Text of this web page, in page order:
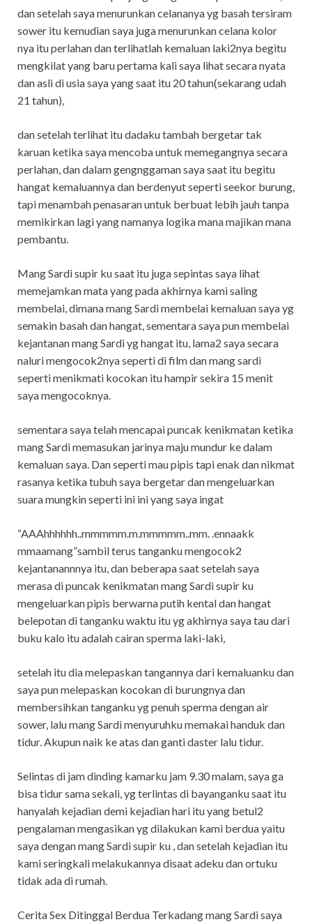
dan setelah saya menurunkan celananya yg basah tersiram
sower itu kemudian saya juga menurunkan celana kolor
nya itu perlahan dan terlihatlah kemaluan laki2nya begitu
mengkilat yang baru pertama kali saya lihat secara nyata
dan asli di usia saya yang saat itu 20 tahun(sekarang udah
21 tahun),
dan setelah terlihat itu dadaku tambah bergetar tak
karuan ketika saya mencoba untuk memegangnya secara
perlahan, dan dalam gengnggaman saya saat itu begitu
hangat kemaluannya dan berdenyut seperti seekor burung,
tapi menambah penasaran untuk berbuat lebih jauh tanpa
memikirkan lagi yang namanya logika mana majikan mana
pembantu.
Mang Sardi supir ku saat itu juga sepintas saya lihat
memejamkan mata yang pada akhirnya kami saling
membelai, dimana mang Sardi membelai kemaluan saya yg
semakin basah dan hangat, sementara saya pun membelai
kejantanan mang Sardi yg hangat itu, lama2 saya secara
naluri mengocok2nya seperti di film dan mang sardi
seperti menikmati kocokan itu hampir sekira 15 menit
saya mengocoknya.
sementara saya telah mencapai puncak kenikmatan ketika
mang Sardi memasukan jarinya maju mundur ke dalam
kemaluan saya. Dan seperti mau pipis tapi enak dan nikmat
rasanya ketika tubuh saya bergetar dan mengeluarkan
suara mungkin seperti ini ini yang saya ingat
“AAAhhhhhh..mmmmm.m.mmmmm..mm. .ennaakk
mmaamang”sambil terus tanganku mengocok2
kejantanannnya itu, dan beberapa saat setelah saya
merasa di puncak kenikmatan mang Sardi supir ku
mengeluarkan pipis berwarna putih kental dan hangat
belepotan di tanganku waktu itu yg akhirnya saya tau dari
buku kalo itu adalah cairan sperma laki-laki,
setelah itu dia melepaskan tangannya dari kemaluanku dan
saya pun melepaskan kocokan di burungnya dan
membersihkan tanganku yg penuh sperma dengan air
sower, lalu mang Sardi menyuruhku memakai handuk dan
tidur. Akupun naik ke atas dan ganti daster lalu tidur.
Selintas di jam dinding kamarku jam 9.30 malam, saya ga
bisa tidur sama sekali, yg terlintas di bayanganku saat itu
hanyalah kejadian demi kejadian hari itu yang betul2
pengalaman mengasikan yg dilakukan kami berdua yaitu
saya dengan mang Sardi supir ku , dan setelah kejadian itu
kami seringkali melakukannya disaat adeku dan ortuku
tidak ada di rumah.
Cerita Sex Ditinggal Berdua Terkadang mang Sardi saya